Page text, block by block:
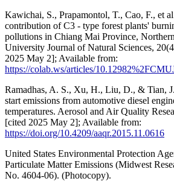
Kawichai, S., Prapamontol, T., Cao, F., et
contribution of C3 - type forest plants'
pollutions in Chiang Mai Province,
University Journal of Natural Sciences,
2025 May 2]; Available from:
https://colab.ws/articles/
Ramadhas, A. S., Xu, H., Liu, D., & Tian,
start emissions from automotive diesel
temperatures. Aerosol and Air Quality
[cited 2025 May 2]; Available from:
https://doi.org/10.4209/aaqr.2015.11.0616
United States Environmental Protection
Particulate Matter Emissions (Midwest
No. 4604-06). (Photocopy).